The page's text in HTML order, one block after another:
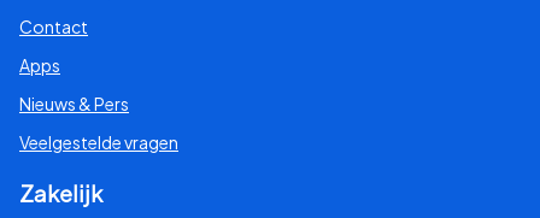
Contact
Apps
Nieuws & Pers
Veelgestelde vragen
Zakelijk